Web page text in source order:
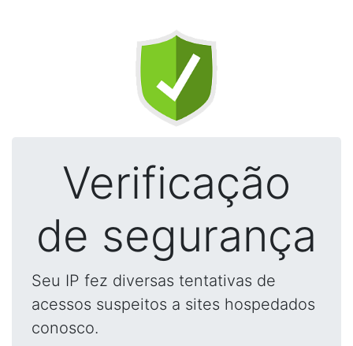
Verificação
de segurança
Seu IP fez diversas tentativas de
acessos suspeitos a sites hospedados
conosco.